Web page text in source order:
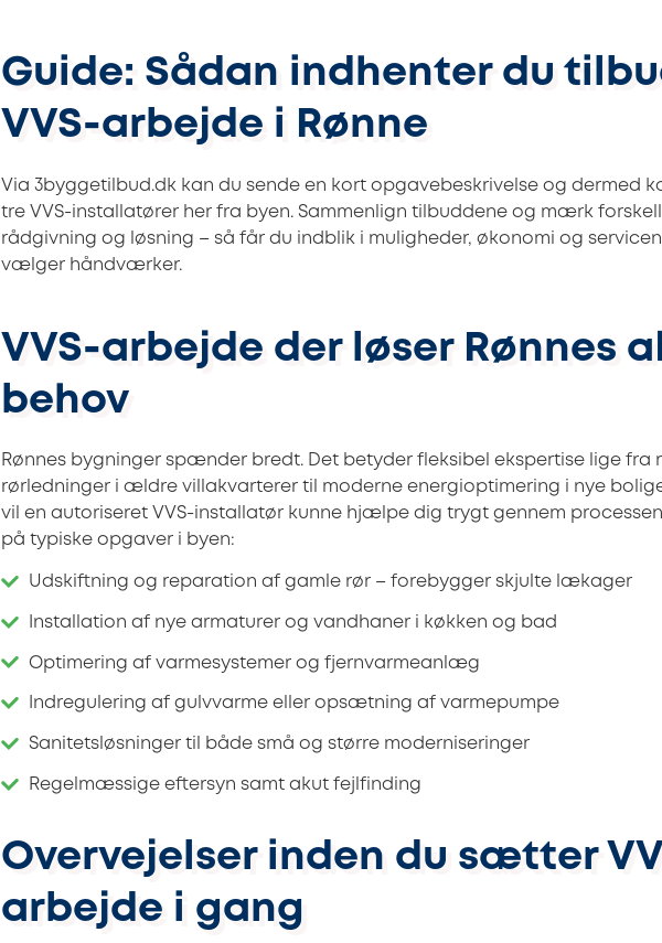
Guide: Sådan indhenter du
VVS-arbejde i Rønne
Via 3byggetilbud.dk kan du sende en kort opgavebeskrivelse og dermed
tre VVS-installatører her fra byen. Sammenlign tilbuddene og mærk
rådgivning og løsning – så får du indblik i muligheder, økonomi og
vælger håndværker.
VVS-arbejde der løser Rønnes
behov
Rønnes bygninger spænder bredt. Det betyder fleksibel ekspertise lige fra
rørledninger i ældre villakvarterer til moderne energioptimering i nye
vil en autoriseret VVS-installatør kunne hjælpe dig trygt gennem
på typiske opgaver i byen:
Udskiftning og reparation af gamle rør – forebygger skjulte lækager
Installation af nye armaturer og vandhaner i køkken og bad
Optimering af varmesystemer og fjernvarmeanlæg
Indregulering af gulvvarme eller opsætning af varmepumpe
Sanitetsløsninger til både små og større moderniseringer
Regelmæssige eftersyn samt akut fejlfinding
Overvejelser inden du sætter
arbejde i gang